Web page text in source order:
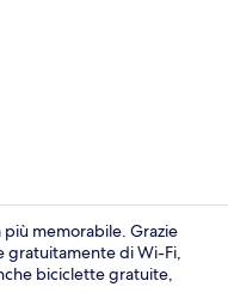
memorabile. Grazie
gratuitamente di Wi-Fi,
biciclette gratuite,